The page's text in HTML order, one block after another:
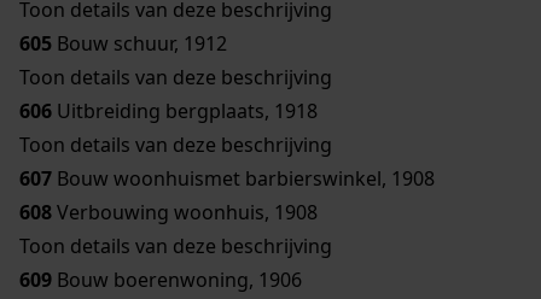
Toon details van deze beschrijving
605 Bouw schuur, 1912
Toon details van deze beschrijving
606 Uitbreiding bergplaats, 1918
Toon details van deze beschrijving
607 Bouw woonhuismet barbierswinkel, 1908
608Verbouwing woonhuis, 1908
Toon details van deze beschrijving
609 Bouw boerenwoning, 1906